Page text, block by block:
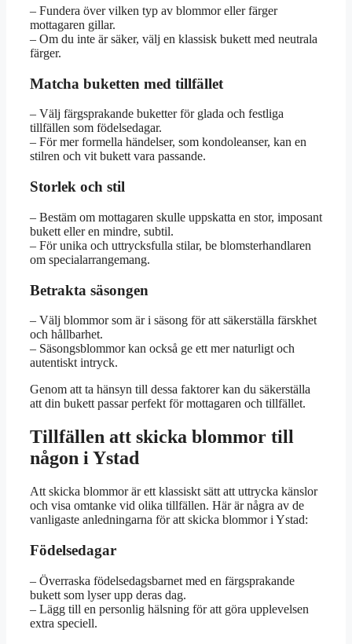
– Fundera över vilken typ av blommor eller färger
mottagaren gillar.
– Om du inte är säker, välj en klassisk bukett med neutrala
färger.
Matcha buketten med tillfället
– Välj färgsprakande buketter för glada och festliga
tillfällen som födelsedagar.
– För mer formella händelser, som kondoleanser, kan en
stilren och vit bukett vara passande.
Storlek och stil
– Bestäm om mottagaren skulle uppskatta en stor, imposant
bukett eller en mindre, subtil.
– För unika och uttrycksfulla stilar, be blomsterhandlaren
om specialarrangemang.
Betrakta säsongen
– Välj blommor som är i säsong för att säkerställa färskhet
och hållbarhet.
– Säsongsblommor kan också ge ett mer naturligt och
autentiskt intryck.
Genom att ta hänsyn till dessa faktorer kan du säkerställa
att din bukett passar perfekt för mottagaren och tillfället.
Tillfällen att skicka blommor till
någon i Ystad
Att skicka blommor är ett klassiskt sätt att uttrycka känslor
och visa omtanke vid olika tillfällen. Här är några av de
vanligaste anledningarna för att skicka blommor i Ystad:
Födelsedagar
– Överraska födelsedagsbarnet med en färgsprakande
bukett som lyser upp deras dag.
– Lägg till en personlig hälsning för att göra upplevelsen
extra speciell.